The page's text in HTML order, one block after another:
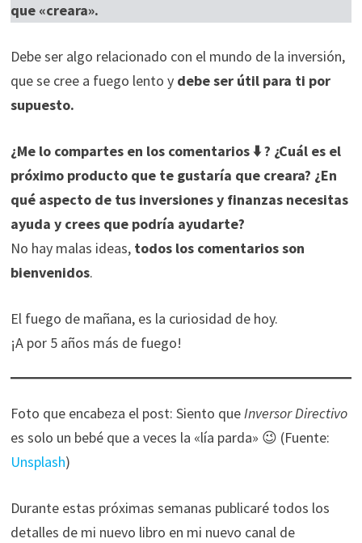
que «creara».
Debe ser algo relacionado con el mundo de la inversión,
que se cree a fuego lento y debe ser útil para ti por
supuesto.
¿Me lo compartes en los comentarios ⬇️? ¿Cuál es el
próximo producto que te gustaría que creara? ¿En
qué aspecto de tus inversiones y finanzas necesitas
ayuda y crees que podría ayudarte?
No hay malas ideas, todos los comentarios son
bienvenidos.
El fuego de mañana, es la curiosidad de hoy.
¡A por 5 años más de fuego!
Foto que encabeza el post: Siento queInversor Directivo
es solo un bebé que a veces la «lía parda» 😉 (Fuente:
Unsplash)
Durante estas próximas semanas publicaré todos los
detalles de mi nuevo libro en mi nuevo canal de